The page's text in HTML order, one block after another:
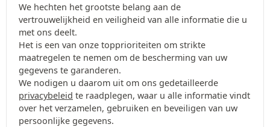
We hechten het grootste belang aan de
vertrouwelijkheid en veiligheid van alle informatie die u
met ons deelt.
Het is een van onze topprioriteiten om strikte
maatregelen te nemen om de bescherming van uw
gegevens te garanderen.
We nodigen u daarom uit om ons gedetailleerde
privacybeleid te raadplegen, waar u alle informatie vindt
over het verzamelen, gebruiken en beveiligen van uw
persoonlijke gegevens.